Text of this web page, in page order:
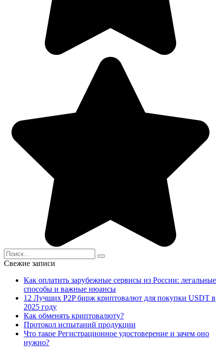
Search
for:
Свежие записи
Как оплатить зарубежные сервисы из России: легальные
способы и важные нюансы
12 Лучших P2P бирж криптовалют для покупки USDT в
2025 году
Как обменять криптовалюту?
Протокол испытаний продукции
Что такое Регистрационное удостоверение и зачем оно
нужно?